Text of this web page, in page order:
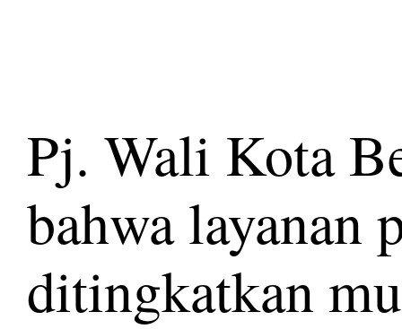
Pj. Wali Kota
bahwa layanan
ditingkatkan